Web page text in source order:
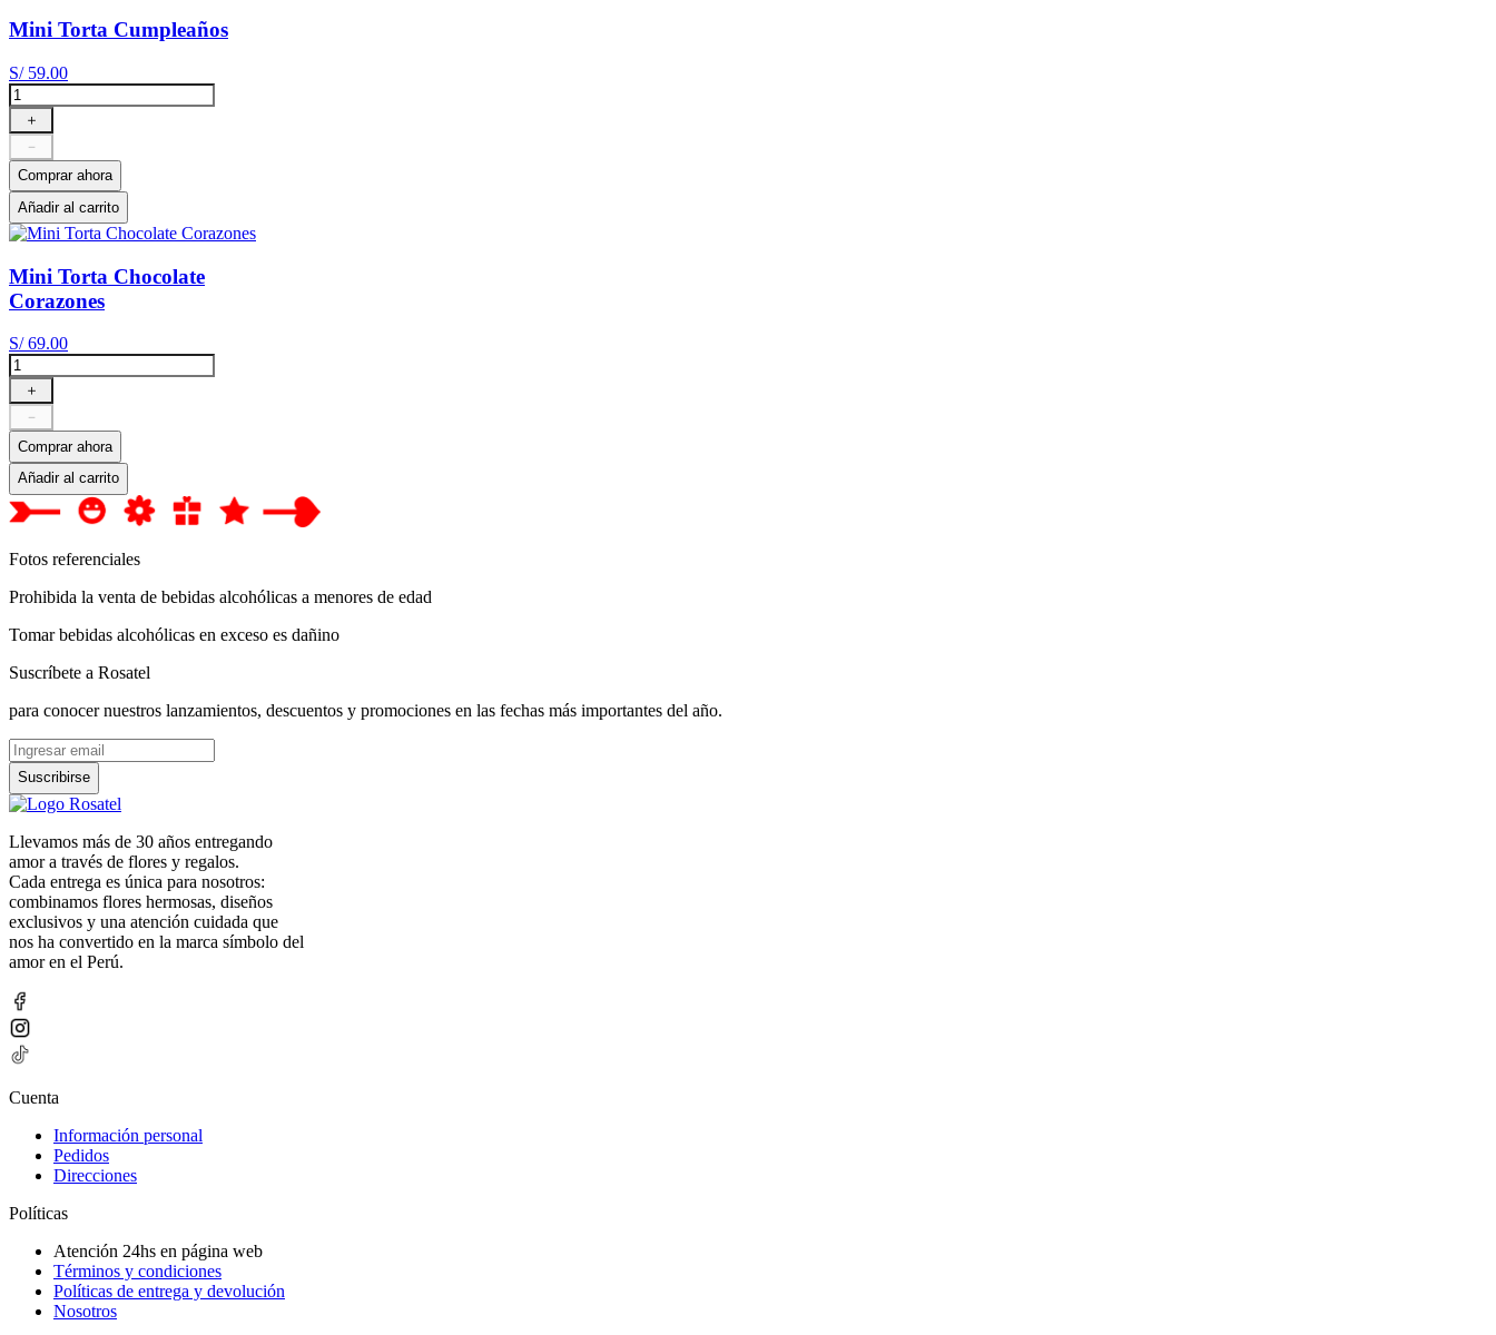
Mini Torta Cumpleaños
S/ 59.00
＋
－
Comprar ahora
Añadir al carrito
Mini Torta Chocolate
Corazones
S/ 69.00
＋
－
Comprar ahora
Añadir al carrito
Fotos referenciales
Prohibida la venta de bebidas alcohólicas a menores de edad
Tomar bebidas alcohólicas en exceso es dañino
Suscríbete a Rosatel
para conocer nuestros lanzamientos, descuentos y promociones en las fechas más importantes del año.
Suscribirse
Llevamos más de 30 años entregando
amor a través de flores y regalos.
Cada entrega es única para nosotros:
combinamos flores hermosas, diseños
exclusivos y una atención cuidada que
nos ha convertido en la marca símbolo del
amor en el Perú.
Cuenta
Información personal
Pedidos
Direcciones
Políticas
Atención 24hs en página web
Términos y condiciones
Políticas de entrega y devolución
Nosotros